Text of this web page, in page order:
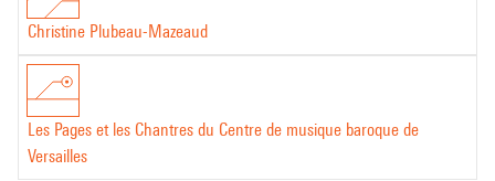
Christine Plubeau-Mazeaud
Les Pages et les Chantres du Centre de musique baroque de
Versailles